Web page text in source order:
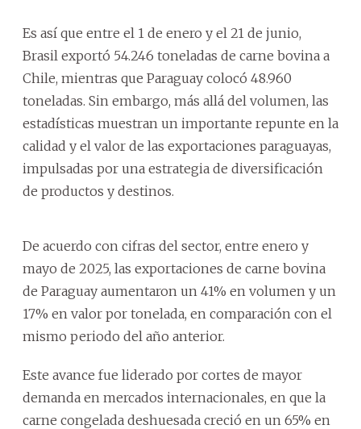
Es así que entre el 1 de enero y el 21 de junio,
Brasil exportó 54.246 toneladas de carne bovina a
Chile, mientras que Paraguay colocó 48.960
toneladas. Sin embargo, más allá del volumen, las
estadísticas muestran un importante repunte en la
calidad y el valor de las exportaciones paraguayas,
impulsadas por una estrategia de diversificación
de productos y destinos.
De acuerdo con cifras del sector, entre enero y
mayo de 2025, las exportaciones de carne bovina
de Paraguay aumentaron un 41% en volumen y un
17% en valor por tonelada, en comparación con el
mismo periodo del año anterior.
Este avance fue liderado por cortes de mayor
demanda en mercados internacionales, en que la
carne congelada deshuesada creció en un 65% en